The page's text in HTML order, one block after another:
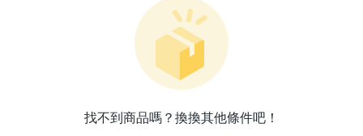
找不到商品嗎？換換其他條件吧！